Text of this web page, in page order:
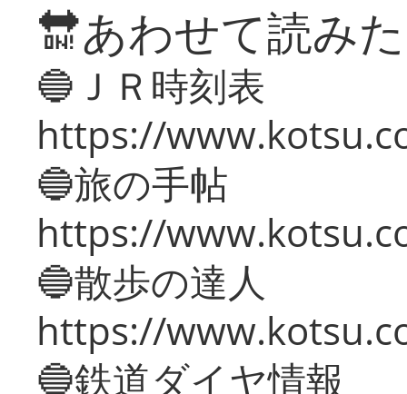
🔛あわせて読み
🔵ＪＲ時刻表
https://
🔵旅の手帖
https://
🔵散歩の達人
https://
🔵鉄道ダイヤ情報